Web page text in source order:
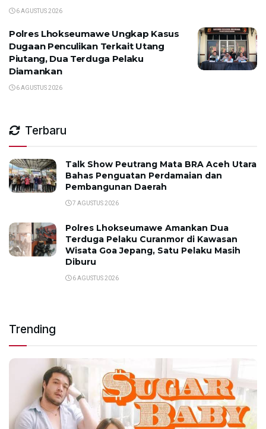
6 AGUSTUS 2026
Polres Lhokseumawe Ungkap Kasus
Dugaan Penculikan Terkait Utang
Piutang, Dua Terduga Pelaku
Diamankan
6 AGUSTUS 2026
Terbaru
Talk Show Peutrang Mata BRA Aceh Utara
Bahas Penguatan Perdamaian dan
Pembangunan Daerah
7 AGUSTUS 2026
Polres Lhokseumawe Amankan Dua
Terduga Pelaku Curanmor di Kawasan
Wisata Goa Jepang, Satu Pelaku Masih
Diburu
6 AGUSTUS 2026
Trending